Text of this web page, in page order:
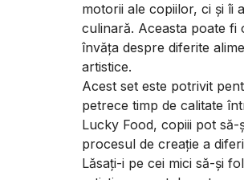
motorii ale copiilor, ci și îi
culinară. Aceasta poate
învăța despre diferite
artistice.
Acest set este potrivit
petrece timp de calitate
Lucky Food, copiii pot să-
procesul de creație a
Lăsați-i pe cei mici să-și